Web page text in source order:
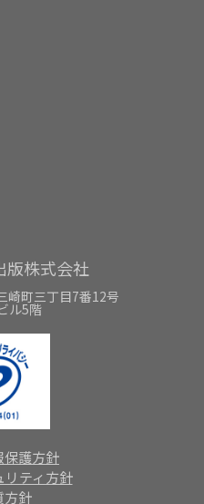
版株式会社
崎町三丁目7番12号
ル5階
保護方針
リティ方針
方針